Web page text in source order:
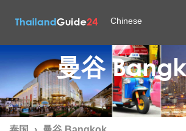
Chinese
曼谷